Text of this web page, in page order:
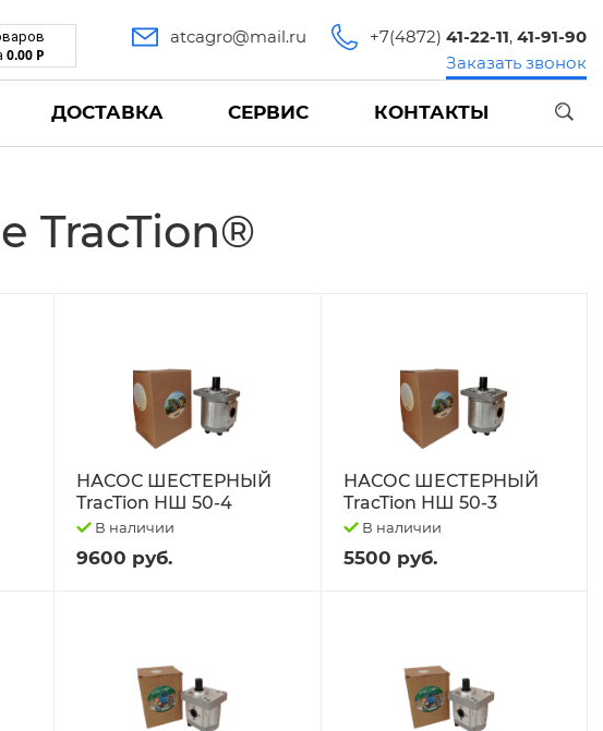
0.00 Р
atcagro@mail.ru +7(4872) 41-22-11, 41-91-90
Заказать звонок
ДОСТАВКА СЕРВИС КОНТАКТЫ
TracTion®
НАСОС ШЕСТЕРНЫЙ
TracTion НШ 50-4
В наличии
9600 руб.
НАСОС ШЕСТЕРНЫЙ
TracTion НШ 50-3
В наличии
5500 руб.